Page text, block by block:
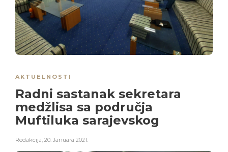
AKTUELNOSTI
Radni sastanak sekretara
medžlisa sa područja
Muftiluka sarajevskog
Redakcija, 20. Januara 2021.